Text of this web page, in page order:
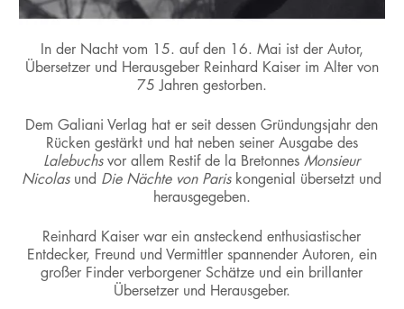
In der Nacht vom 15. auf den 16. Mai ist der Autor,
Übersetzer und Herausgeber Reinhard Kaiser im Alter von
75 Jahren gestorben.
Dem Galiani Verlag hat er seit dessen Gründungsjahr den
Rücken gestärkt und hat neben seiner Ausgabe des
Lalebuchsvor allem Restif de la BretonnesMonsieur
Nicolasund Die Nächte von Pariskongenial übersetzt und
herausgegeben.
Reinhard Kaiser war ein ansteckend enthusiastischer
Entdecker, Freund und Vermittler spannender Autoren, ein
großer Finder verborgener Schätze und ein brillanter
Übersetzer und Herausgeber.